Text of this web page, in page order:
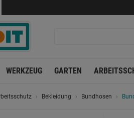
WERKZEUG GARTEN
Bekleidung Bundhosen